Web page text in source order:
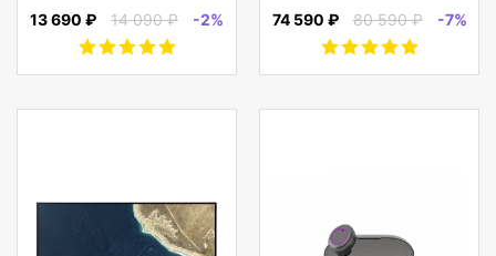
полноразмерные
WIRELESS OVER-EAR,
черные
13 690 ₽ 14 090 ₽ -2%
Cosmos
74 590 ₽ 80 590 ₽ -7%